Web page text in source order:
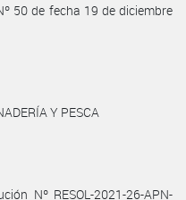
50 de fecha 19 de diciembre
Y PESCA
Nº RESOL-2021-26-APN-